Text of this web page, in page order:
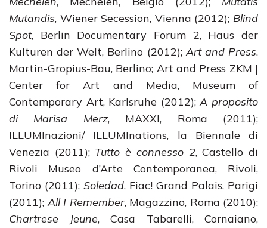
Mutandis, Wiener Secession, Vienna (2012); Blind
Spot, Berlin Documentary Forum 2, Haus der
Kulturen der Welt, Berlino (2012);Art and Press.
Martin-Gropius-Bau, Berlino; Art and Press ZKM |
Center for Art and Media, Museum of
Contemporary Art, Karlsruhe (2012);A proposito
di Marisa Merz, MAXXI, Roma (2011);
ILLUMInazioni/ ILLUMInations, la Biennale di
Venezia (2011); Tutto è connesso 2, Castello di
Rivoli Museo d’Arte Contemporanea, Rivoli,
Torino (2011); Soledad, Fiac! Grand Palais, Parigi
(2011);All I Remember, Magazzino, Roma (2010);
Chartrese Jeune, Casa Tabarelli, Cornaiano,